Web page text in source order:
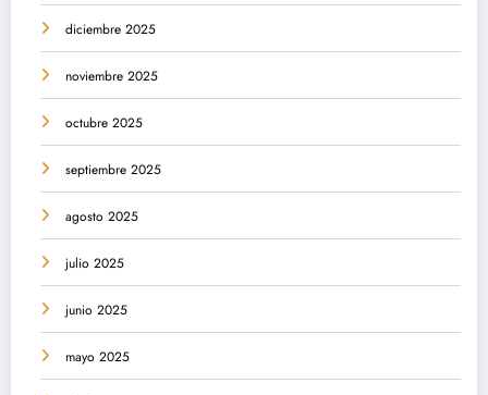
diciembre 2025
noviembre 2025
octubre 2025
septiembre 2025
agosto 2025
julio 2025
junio 2025
mayo 2025